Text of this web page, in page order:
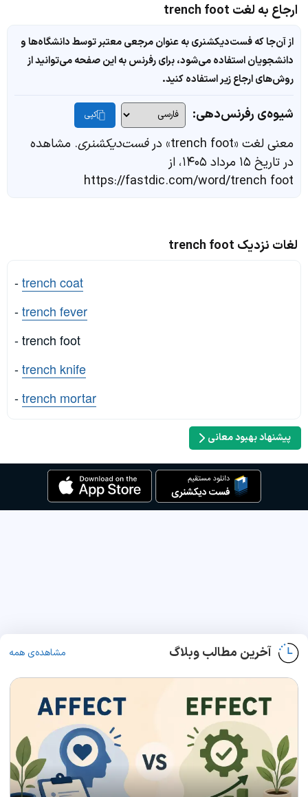
ارجاع به لغت trench foot
از آن‌جا که فست‌دیکشنری به عنوان مرجعی معتبر توسط دانشگاه‌ها و
دانشجویان استفاده می‌شود، برای رفرنس به این صفحه می‌توانید از
روش‌های ارجاع زیر استفاده کنید.
شیوه‌ی رفرنس‌دهی: کپی
معنی لغت «trench foot» در فست‌دیکشنری. مشاهده
در تاریخ ۱۵ مرداد ۱۴۰۵، از
https://fastdic.com/word/trench foot
لغات نزدیک trench foot
-trench coat
-trench fever
- trench foot
-trench knife
-trench mortar
پیشنهاد بهبود معانی
آخرین مطالب وبلاگ مشاهده‌ی همه